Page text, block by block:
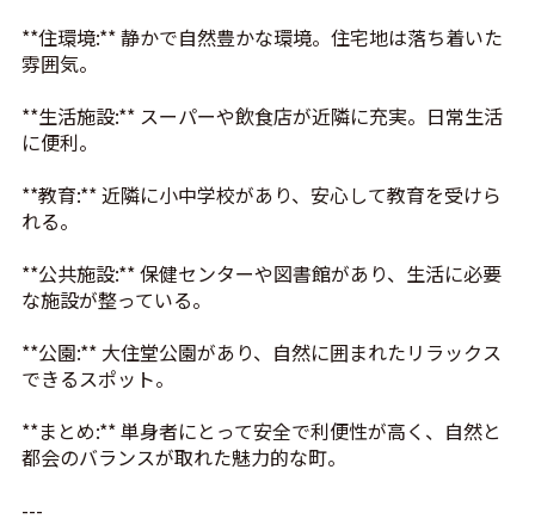
**住環境:** 静かで自然豊かな環境。住宅地は落ち着いた
雰囲気。
**生活施設:** スーパーや飲食店が近隣に充実。日常生活
に便利。
**教育:** 近隣に小中学校があり、安心して教育を受けら
れる。
**公共施設:** 保健センターや図書館があり、生活に必要
な施設が整っている。
**公園:** 大住堂公園があり、自然に囲まれたリラックス
できるスポット。
**まとめ:** 単身者にとって安全で利便性が高く、自然と
都会のバランスが取れた魅力的な町。
---